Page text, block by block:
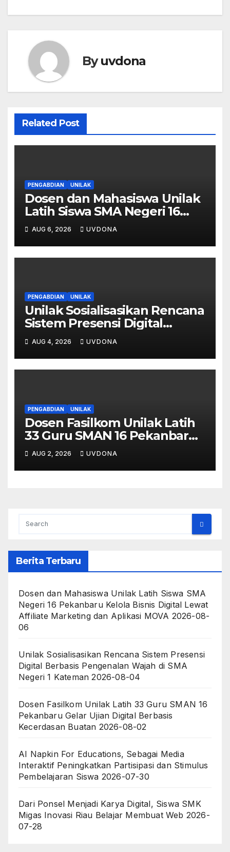
Byuvdona
Related Post
PENGABDIAN UNILAK
Dosen dan Mahasiswa Unilak
Latih Siswa SMA Negeri 16
Pekanbaru Kelola Bisnis
Digital Lewat Affiliate
Marketing dan Aplikasi MOVA
AUG 6, 2026 UVDONA
PENGABDIAN UNILAK
Unilak Sosialisasikan Rencana
Sistem Presensi Digital
Berbasis Pengenalan Wajah
di SMA Negeri 1 Kateman
AUG 4, 2026 UVDONA
PENGABDIAN UNILAK
Dosen Fasilkom Unilak Latih
33 Guru SMAN 16 Pekanbaru
Gelar Ujian Digital Berbasis
Kecerdasan Buatan
AUG 2, 2026 UVDONA
Berita Terbaru
Dosen dan Mahasiswa Unilak Latih Siswa SMA
Negeri 16 Pekanbaru Kelola Bisnis Digital Lewat
Affiliate Marketing dan Aplikasi MOVA 2026-08-
06
Unilak Sosialisasikan Rencana Sistem Presensi
Digital Berbasis Pengenalan Wajah di SMA
Negeri 1 Kateman 2026-08-04
Dosen Fasilkom Unilak Latih 33 Guru SMAN 16
Pekanbaru Gelar Ujian Digital Berbasis
Kecerdasan Buatan 2026-08-02
AI Napkin For Educations, Sebagai Media
Interaktif Peningkatkan Partisipasi dan Stimulus
Pembelajaran Siswa 2026-07-30
Dari Ponsel Menjadi Karya Digital, Siswa SMK
Migas Inovasi Riau Belajar Membuat Web 2026-
07-28